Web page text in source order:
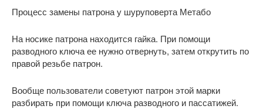
Процесс замены патрона у шуруповерта Метабо
На носике патрона находится гайка. При помощи
разводного ключа ее нужно отвернуть, затем открутить по
правой резьбе патрон.
Вообще пользователи советуют патрон этой марки
разбирать при помощи ключа разводного и пассатижей.